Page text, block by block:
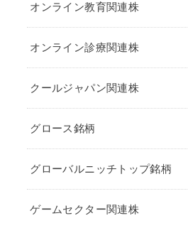
オンライン教育関連株
オンライン診療関連株
クールジャパン関連株
グロース銘柄
グローバルニッチトップ銘柄
ゲームセクター関連株